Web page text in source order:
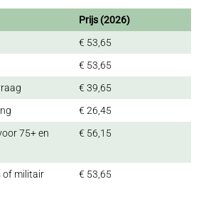
Prijs (2026)
€ 53,65
€ 53,65
€ 39,65
€ 26,45
75+ en
€ 56,15
of militair
€ 53,65